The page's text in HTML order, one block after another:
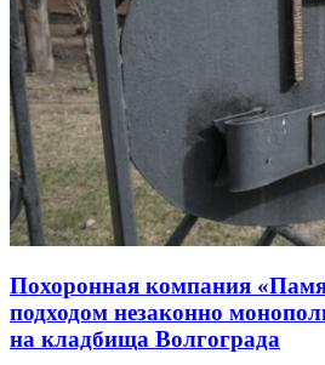
Похоронная компания
подходом незаконно
на кладбища Волгограда